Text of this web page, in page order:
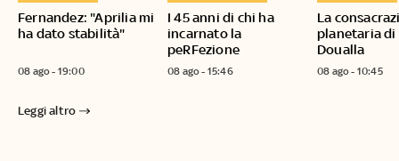
Fernandez: "Aprilia mi
ha dato stabilità"
08 ago - 19:00
I 45 anni di chi ha
incarnato la
peRFezione
08 ago - 15:46
La
planetaria di
Doualla
08 ago - 10:45
Leggi altro